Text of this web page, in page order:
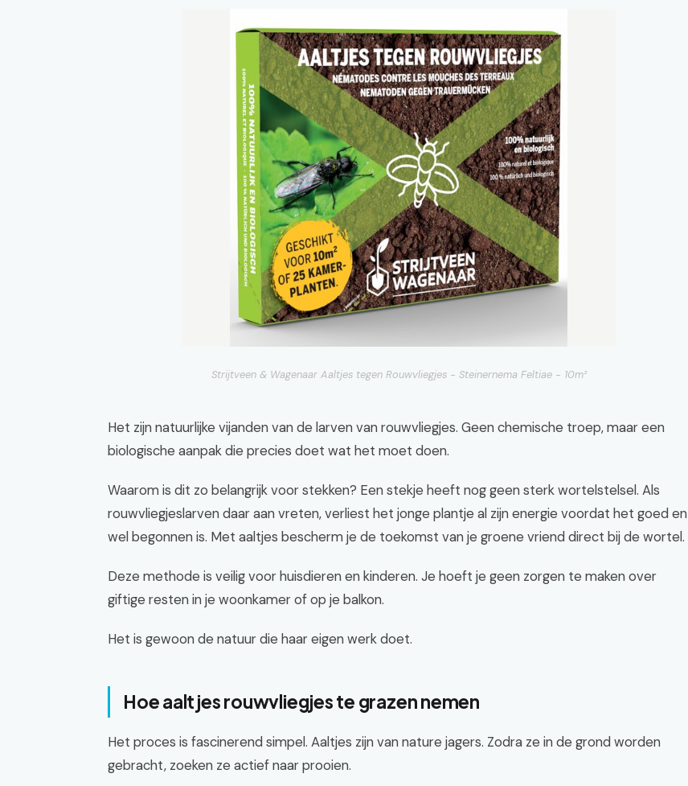
Strijtveen & Wagenaar Aaltjes tegen Rouwvliegjes - Steinernema Feltiae - 10m²
Het zijn natuurlijke vijanden van de larven van rouwvliegjes. Geen chemische troep, maar een
biologische aanpak die precies doet wat het moet doen.
Waarom is dit zo belangrijk voor stekken? Een stekje heeft nog geen sterk wortelstelsel. Als
rouwvliegjeslarven daar aan vreten, verliest het jonge plantje al zijn energie voordat het goed en
wel begonnen is. Met aaltjes bescherm je de toekomst van je groene vriend direct bij de wortel.
Deze methode is veilig voor huisdieren en kinderen. Je hoeft je geen zorgen te maken over
giftige resten in je woonkamer of op je balkon.
Het is gewoon de natuur die haar eigen werk doet.
Hoe aaltjes rouwvliegjes te grazen nemen
Het proces is fascinerend simpel. Aaltjes zijn van nature jagers. Zodra ze in de grond worden
gebracht, zoeken ze actief naar prooien.